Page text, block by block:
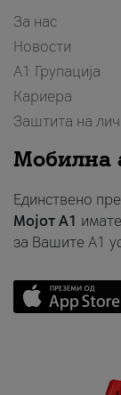
За нас
Новости
А1 Групација
Кариера
Заштита на
Мобилна
Единствено
Мојот A1
за Вашите A1